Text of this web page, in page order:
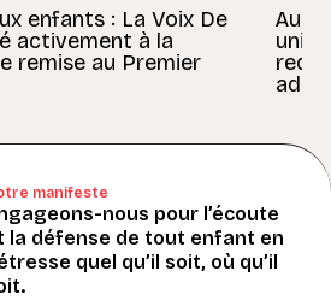
enfants : La Voix De
activement à la
remise au Premier
Au
manifeste
nous pour l’écoute
la défense de tout enfant en
quel qu’il soit, où qu’il